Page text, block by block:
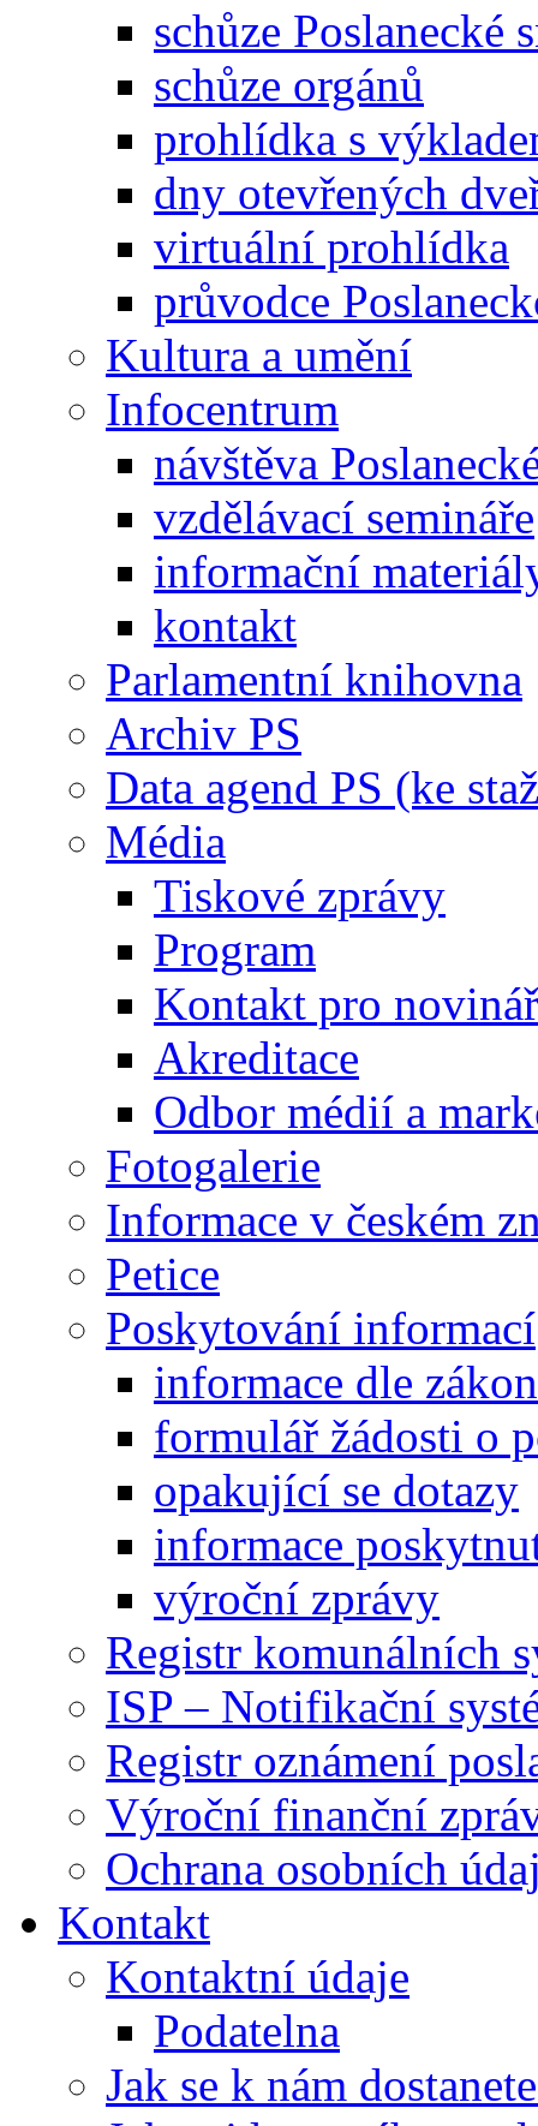
schůze Poslanecké
schůze orgánů
prohlídka s
dny otevřených
virtuální prohlídka
průvodce
Kultura a umění
Infocentrum
návštěva
vzdělávací semináře
informační
kontakt
Parlamentní knihovna
Archiv PS
Data agend PS (ke
Média
Tiskové zprávy
Program
Kontakt pro
Akreditace
Odbor médií a
Fotogalerie
Informace v českém
Petice
Poskytování informací
informace dle
formulář žádosti o
opakující se dotazy
informace
výroční zprávy
Registr komunálních
ISP – Notifikační
Registr oznámení
Výroční finanční
Ochrana osobních
Kontakt
Kontaktní údaje
Podatelna
Jak se k nám